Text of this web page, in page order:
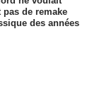
de remake
des années